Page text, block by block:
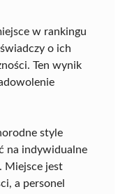
w rankingu
o ich
Ten wynik
style
na indywidualne
Miejsce jest
a personel